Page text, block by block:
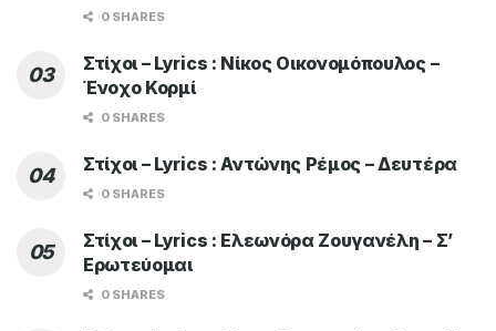
0 SHARES
Στίχοι – Lyrics : Νίκος Οικονομόπουλος –
Ένοχο Κορμί
0 SHARES
Στίχοι – Lyrics : Αντώνης Ρέμος – Δευτέρα
0 SHARES
Στίχοι – Lyrics : Ελεωνόρα Ζουγανέλη – Σ’
Ερωτεύομαι
0 SHARES